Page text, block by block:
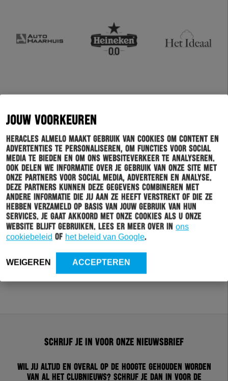
JOUW VOORKEUREN
Heracles Almelo maakt gebruik van cookies om content en
advertenties te personaliseren, om functies voor social
media te bieden en om ons websiteverkeer te analyseren.
Ook delen we informatie over je gebruik van onze site met
onze partners voor social media, adverteren en analyse.
Deze partners kunnen deze gegevens combineren met
andere informatie die jij aan ze heeft verstrekt of die ze
hebben verzameld op basis van jouw gebruik van hun
services. Je gaat akkoord met onze cookies als u onze
website blijft gebruiken. Lees er meer over in ons
cookiebeleid of het beleid van Google.
WEIGEREN ACCEPTEREN
Schrijf je in voor onze nieuwsbrief
Wil jij altijd en overal op de hoogte gehouden worden
van al het clubnieuws? Schrijf je dan in voor de